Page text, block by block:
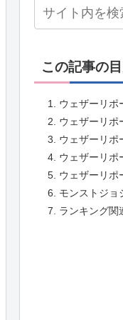
この記事の
ウェザーリポ
ウェザーリポ
ウェザーリポ
ウェザーリポ
ウェザーリポ
モンストジョ
ランキング関